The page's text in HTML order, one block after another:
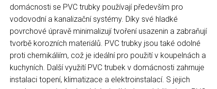
domácnosti se PVC trubky používají především pro
vodovodní a kanalizační systémy. Díky své hladké
povrchové úpravě minimalizují tvoření usazenin a zabraňují
tvorbě korozních materiálů. PVC trubky jsou také odolné
proti chemikáliím, což je ideální pro použití v koupelnách a
kuchyních. Další využití PVC trubek v domácnosti zahrnuje
instalaci topení, klimatizace a elektroinstalací. S jejich